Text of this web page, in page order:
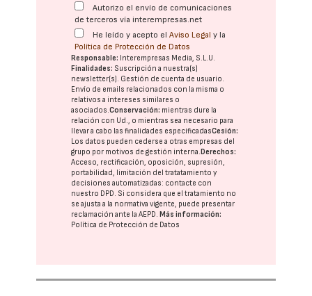
Autorizo el envío de comunicaciones
de terceros vía interempresas.net
He leído y acepto elAviso Legal y la
Política de Protección de Datos
Responsable: Interempresas Media, S.L.U.
Finalidades: Suscripción a nuestra(s)
newsletter(s). Gestión de cuenta de usuario.
Envío de emails relacionados con la misma o
relativos a intereses similares o
asociados.Conservación: mientras dure la
relación con Ud., o mientras sea necesario para
llevar a cabo las finalidades especificadasCesión:
Los datos pueden cederse a otras empresas del
grupo por motivos de gestión interna. Derechos:
Acceso, rectificación, oposición, supresión,
portabilidad, limitación del tratatamiento y
decisiones automatizadas: contacte con
nuestro DPD. Si considera que el tratamiento no
se ajusta a la normativa vigente, puede presentar
reclamación ante laAEPD. Más información:
Política de Protección de Datos